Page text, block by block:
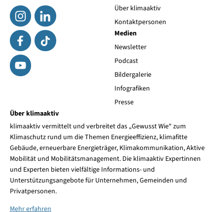
Über klimaaktiv
Kontaktpersonen
Medien
Newsletter
Podcast
Bildergalerie
Infografiken
Presse
Über klimaaktiv
klimaaktiv vermittelt und verbreitet das „Gewusst Wie“ zum
Klimaschutz rund um die Themen Energieeffizienz, klimafitte
Gebäude, erneuerbare Energieträger, Klimakommunikation, Aktive
Mobilität und Mobilitätsmanagement. Die klimaaktiv Expertinnen
und Experten bieten vielfältige Informations- und
Unterstützungsangebote für Unternehmen, Gemeinden und
Privatpersonen.
Mehr erfahren